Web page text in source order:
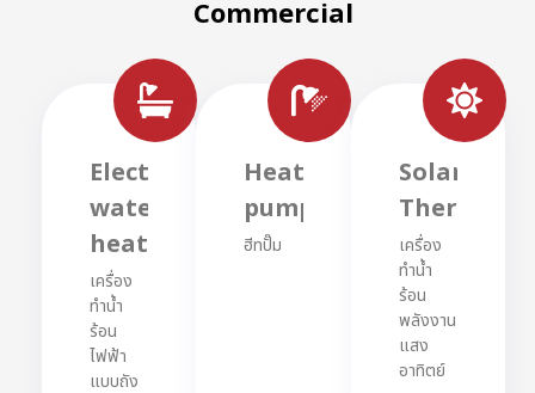
Commercial
Electric
water
heaters
เครื่อง
ทำน้ำ
ร้อน
ไฟฟ้า
แบบถัง
Heat
pumps
ฮีทปั๊ม
Solar
Thermal
เครื่อง
ทำน้ำ
ร้อน
พลังงาน
แสง
อาทิตย์